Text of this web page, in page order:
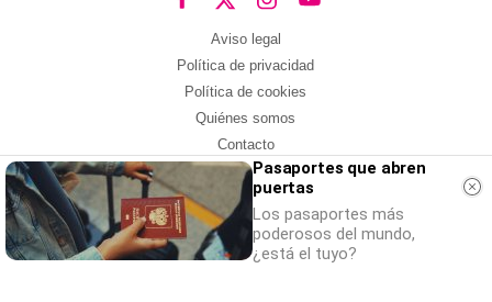
Aviso legal
Política de privacidad
Política de cookies
Quiénes somos
Contacto
Redes sociales
Con la colaboración de:
Pasaportes que abren
puertas
Los pasaportes más
poderosos del mundo,
¿está el tuyo?